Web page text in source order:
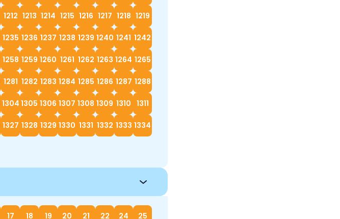
1212 1213 1214 1215 1216 1217 1218 1219
1235 1236 1237 1238 1239 1240 1241 1242
1258 1259 1260 1261 1262 1263 1264 1265
1281 1282 1283 1284 1285 1286 1287 1288
1304 1305 1306 1307 1308 1309 1310 1311
1327 1328 1329 1330 1331 1332 1333 1334
17 18 19 20 21 22 24 25